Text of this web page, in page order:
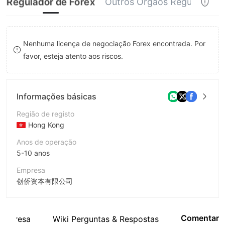
9Nenhuma licença de negociação Forex encontrada. Por
favor, esteja atento aos riscos.
Informações básicas
Região de registo
Hong Kong
Anos de operação
5-10 anos
Empresa
创侨资本有限公司
Wiki Perguntas & Respostas Comentar